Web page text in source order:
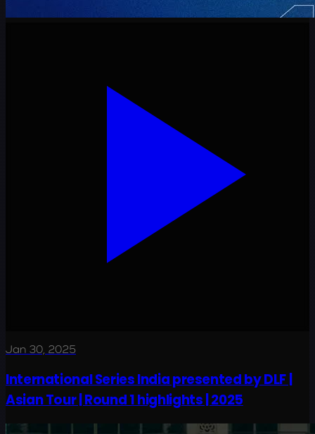
Jan 30, 2025
International Series India presented by DLF |
Asian Tour | Round 1 highlights | 2025